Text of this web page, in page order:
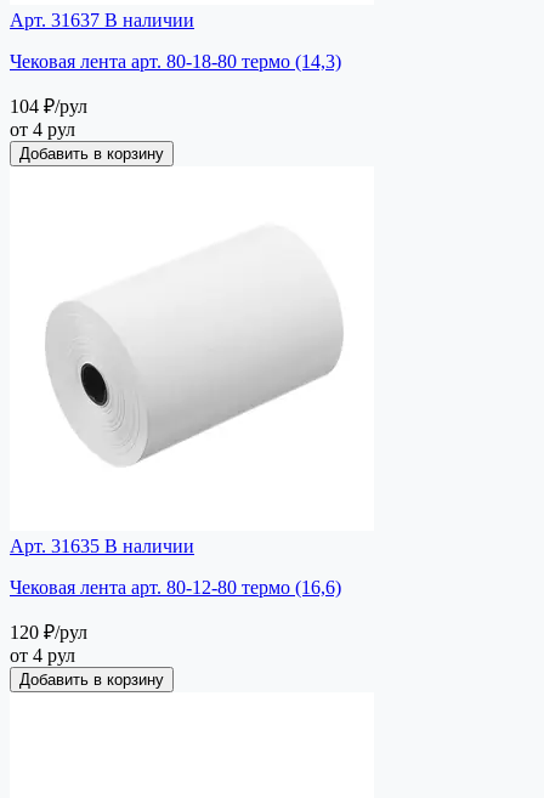
Арт. 31637 В наличии
Чековая лента арт. 80-18-80 термо (14,3)
104 ₽/рул
от 4 рул
Добавить в корзину
Арт. 31635 В наличии
Чековая лента арт. 80-12-80 термо (16,6)
120 ₽/рул
от 4 рул
Добавить в корзину